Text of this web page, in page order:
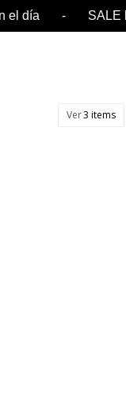
el día - SALE
Ver